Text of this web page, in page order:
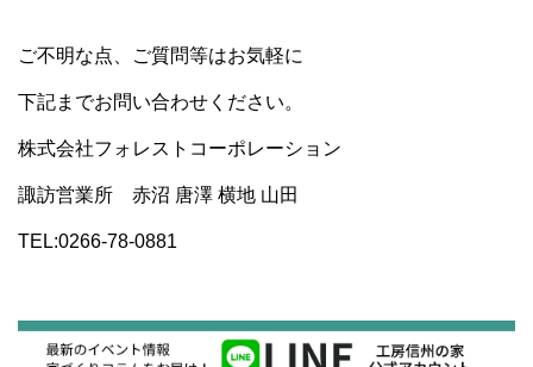
ご不明な点、ご質問等はお気軽に
下記までお問い合わせください。
株式会社フォレストコーポレーション
諏訪営業所 赤沼 唐澤 横地 山田
TEL:0266-78-0881